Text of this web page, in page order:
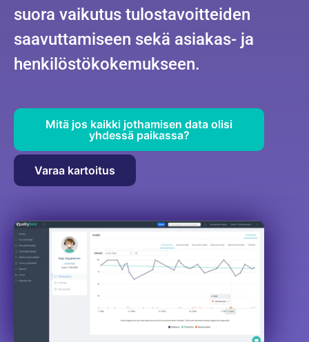
suora vaikutus tulostavoitteiden
saavuttamiseen sekä asiakas- ja
henkilöstökokemukseen.
Mitä jos kaikki jothamisen data olisi
yhdessä paikassa?
Varaa kartoitus